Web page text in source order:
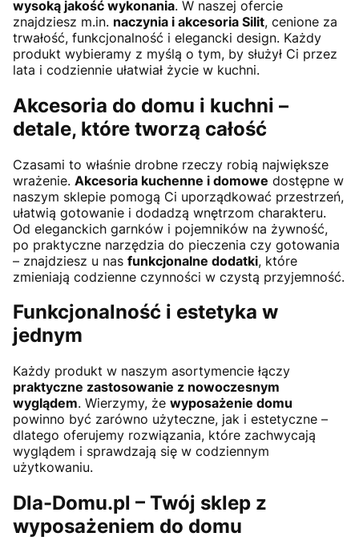
wysoką jakość wykonania. W naszej ofercie
znajdziesz m.in. naczynia i akcesoria Silit, cenione za
trwałość, funkcjonalność i elegancki design. Każdy
produkt wybieramy z myślą o tym, by służył Ci przez
lata i codziennie ułatwiał życie w kuchni.
Akcesoria do domu i kuchni –
detale, które tworzą całość
Czasami to właśnie drobne rzeczy robią największe
wrażenie. Akcesoria kuchenne i domowe dostępne w
naszym sklepie pomogą Ci uporządkować przestrzeń,
ułatwią gotowanie i dodadzą wnętrzom charakteru.
Od eleganckich garnków i pojemników na żywność,
po praktyczne narzędzia do pieczenia czy gotowania
– znajdziesz u nas funkcjonalne dodatki, które
zmieniają codzienne czynności w czystą przyjemność.
Funkcjonalność i estetyka w
jednym
Każdy produkt w naszym asortymencie łączy
praktyczne zastosowanie z nowoczesnym
wyglądem. Wierzymy, że wyposażenie domu
powinno być zarówno użyteczne, jak i estetyczne –
dlatego oferujemy rozwiązania, które zachwycają
wyglądem i sprawdzają się w codziennym
użytkowaniu.
Dla-Domu.pl – Twój sklep z
wyposażeniem do domu